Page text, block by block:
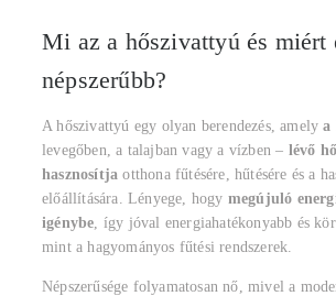
Mi az a hőszivattyú és miért
népszerűbb?
A hőszivattyú egy olyan berendezés, amelya
levegőben, a talajban vagy a vízben – lévő
hasznosítja otthona fűtésére, hűtésére és a
előállítására. Lényege, hogy megújuló
igénybe, így jóval energiahatékonyabb és
mint a hagyományos fűtési rendszerek.
Népszerűsége folyamatosan nő, mivel a